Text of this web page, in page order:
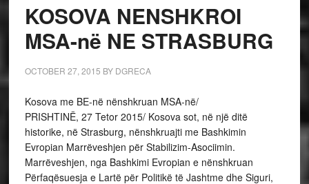
KOSOVA NENSHKROI
MSA-në NE STRASBURG
OCTOBER 27, 2015 BY DGRECA
Kosova me BE-në nënshkruan MSA-në/
PRISHTINË, 27 Tetor 2015/ Kosova sot, në një ditë
historike, në Strasburg, nënshkruajti me Bashkimin
Evropian Marrëveshjen për Stabilizim-Asociimin.
Marrëveshjen, nga Bashkimi Evropian e nënshkruan
Përfaqësuesja e Lartë për Politikë të Jashtme dhe Siguri,